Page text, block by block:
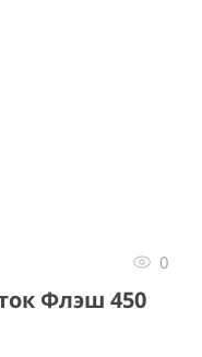
0
Флэш 450